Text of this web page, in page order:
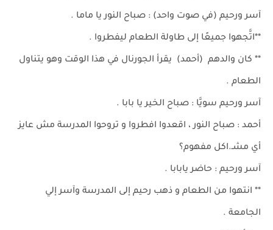
آسر ورحيم (في صوت واحد) : صباح النور يا ماما .
**اتَّجهوا جميعًا إلى طاولة الطعام ليفطروا .
** كان والدهم (أحمد) يقرأ الجورنال في هذا الوقت وهو يتناول
الطعام .
آسر ورحيم سويَّا : صباح الخير يا بابا .
أحمد : صباح النور ، اقعدوا افطروا و تروحوا المدرسة مش عايز
أي مشـ.اكل مفهوم؟
آسر ورحيم : حاضر يابابا .
** انتهوا من الطعام و ذهب رحيم إلى المدرسة وآسر إلي
الجامعة .